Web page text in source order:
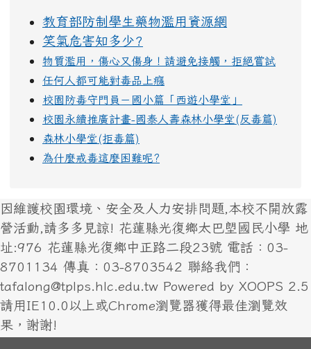
教育部防制學生藥物濫用資源網
笑氣危害知多少?
物質濫用，傷心又傷身！請避免接觸，拒絕嘗試
任何人都可能對毒品上癮
校園防毒守門員－國小篇「西遊小學堂」
校園永續推廣計畫-國泰人壽森林小學堂(反毒篇)
森林小學堂(拒毒篇)
為什麼戒毒這麼困難呢?
因維護校園環境、安全及人力安排問題,本校不開放露
營活動,請多多見諒! 花蓮縣光復鄉太巴塱國民小學 地
址:976 花蓮縣光復鄉中正路二段23號 電話：03-
8701134 傳真：03-8703542 聯絡我們：
tafalong@tplps.hlc.edu.tw Powered by XOOPS 2.5
請用IE10.0以上或Chrome瀏覽器獲得最佳瀏覽效
果，謝謝!